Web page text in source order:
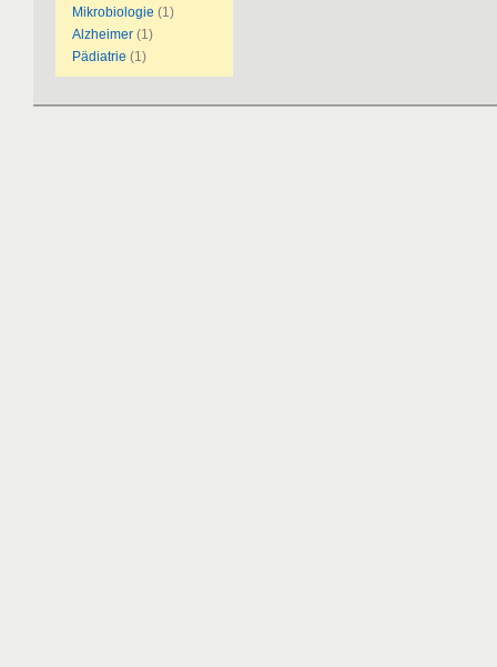
Mikrobiologie (1)
Alzheimer (1)
Pädiatrie (1)